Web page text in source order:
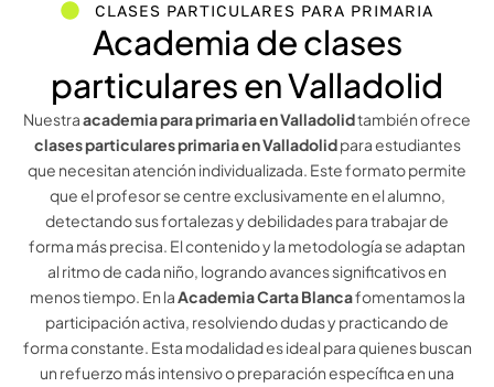
CLASES PARTICULARES PARA PRIMARIA
Academia de clases
particulares en Valladolid
Nuestraacademia para primaria en Valladolidtambién ofrece
clases particulares primaria en Valladolidpara estudiantes
que necesitan atención individualizada. Este formato permite
que el profesor se centre exclusivamente en el alumno,
detectando sus fortalezas y debilidades para trabajar de
forma más precisa. El contenido y la metodología se adaptan
al ritmo de cada niño, logrando avances significativos en
menos tiempo. En laAcademia Carta Blancafomentamos la
participación activa, resolviendo dudas y practicando de
forma constante. Esta modalidad es ideal para quienes buscan
un refuerzo más intensivo o preparación específica en una